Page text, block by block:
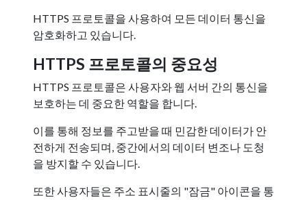
HTTPS 프로토콜을 사용하여 모든 데이터 통신을
암호화하고 있습니다.
HTTPS 프로토콜의 중요성
HTTPS 프로토콜은 사용자와 웹 서버 간의 통신을
보호하는 데 중요한 역할을 합니다.
이를 통해 정보를 주고받을 때 민감한 데이터가 안
전하게 전송되며, 중간에서의 데이터 변조나 도청
을 방지할 수 있습니다.
또한 사용자들은 주소 표시줄의 "잠금" 아이콘을 통